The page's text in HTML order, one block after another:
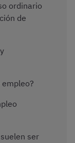
ordinario
de
ser